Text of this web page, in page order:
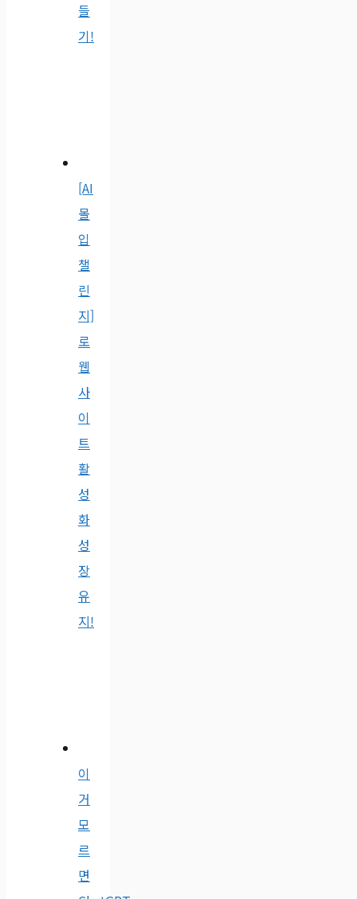
들
기!
[AI
몰
입
챌
린
지]
로
웹
사
이
트
활
성
화
성
장
유
지!
이
거
모
르
면